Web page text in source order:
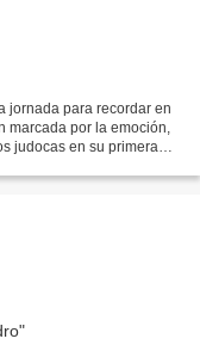
jornada para recordar en
marcada por la emoción,
judocas en su primera